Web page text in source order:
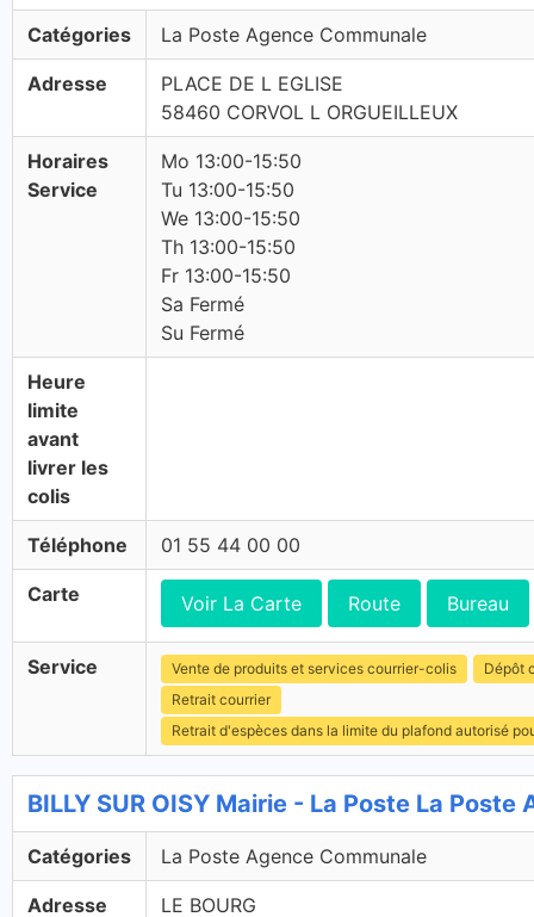
Catégories La Poste Agence Communale
Adresse
PLACE DE L EGLISE
58460 CORVOL L ORGUEILLEUX
Horaires
Service
Mo 13:00-15:50
Tu 13:00-15:50
We 13:00-15:50
Th 13:00-15:50
Fr 13:00-15:50
Sa Fermé
Su Fermé
Heure
limite
avant
livrer les
colis
Téléphone 01 55 44 00 00
Carte Voir La Carte Route Bureau
Service Vente de produits et services courrier-colis
Dépôt
Retrait courrier
Retrait d'espèces dans la limite du plafond autorisé
BILLY SUR OISY Mairie - La Poste La Poste
Catégories La Poste Agence Communale
Adresse LE BOURG